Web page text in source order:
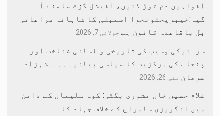
افواہیں دم توڑ گئیں، آفیشل گزٹ سامنے آ
گیا:خیبرپختونخوا اسمبلی کا شاہانہ مراعاتی
بل باقاعدہ قانون ہے جولائی 7, 2026
سرائیکی وسیب کی تاریخی و لسانی شناخت اور
پنجاب کی مرکزیت کا سیاسی بیانیہ۔۔۔۔شہزاد
عرفان مئی 26, 2026
غلام حسین خان مشوری بگٹی: کوہ سلیمان کے دامن
میں انگریزی سامراج کے خلاف جہاد کا